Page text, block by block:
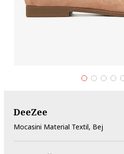
DeeZee
Mocasini Material Textil, Bej